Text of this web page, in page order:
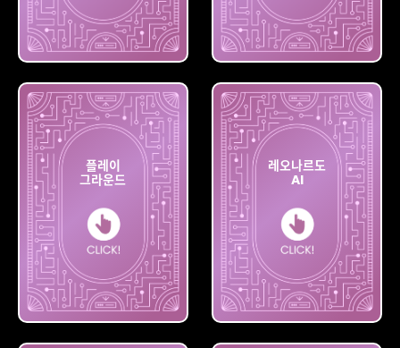
파이어
플라이
노벨AI
플레이
그라운드
플레이
그라운드
레오나르도
AI
레오나르도
AI